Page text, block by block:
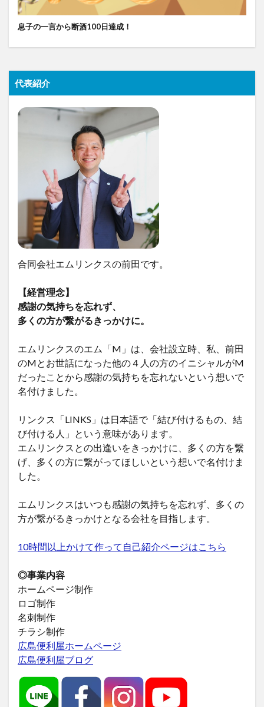
息子の一言から断酒100日達成！
代表紹介
合同会社エムリンクスの前田です。
【経営理念】
感謝の気持ちを忘れず、
多くの方が繋がるきっかけに。
エムリンクスのエム「M」は、会社設立時、私、前田
のMとお世話になった他の４人の方のイニシャルがM
だったことから感謝の気持ちを忘れないという想いで
名付けました。
リンクス「LINKS」は日本語で「結び付けるもの、結
び付ける人」という意味があります。
エムリンクスとの出逢いをきっかけに、多くの方を繋
げ、多くの方に繋がってほしいという想いで名付けま
した。
エムリンクスはいつも感謝の気持ちを忘れず、多くの
方が繋がるきっかけとなる会社を目指します。
10時間以上かけて作って自己紹介ページはこちら
◎事業内容
ホームページ制作
ロゴ制作
名刺制作
チラシ制作
広島便利屋ホームページ
広島便利屋ブログ